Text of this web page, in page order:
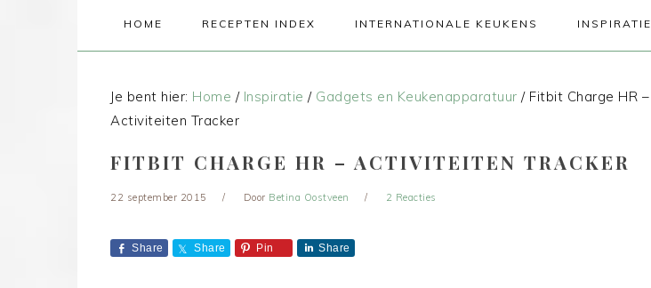
HOME RECEPTEN INDEX INTERNATIONALE KEUKENS INSPIRATIE
Je bent hier: Home / Inspiratie / Gadgets en Keukenapparatuur /Fitbit Charge HR –
Activiteiten Tracker
FITBIT CHARGE HR – ACTIVITEITEN TRACKER
22 september 2015 Door Betina Oostveen 2 Reacties
Share Share Pin Share